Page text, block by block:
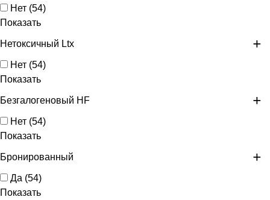
Нет (54)
Показать
Нетоксичный Ltx
Нет (54)
Показать
Безгалогеновый HF
Нет (54)
Показать
Бронированный
Да (54)
Показать